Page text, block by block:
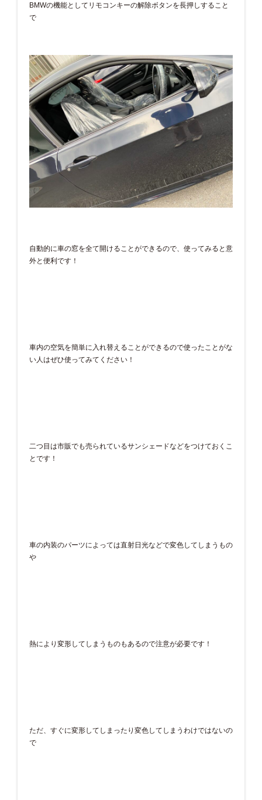
BMWの機能としてリモコンキーの解除ボタンを長押しすること
で
自動的に車の窓を全て開けることができるので、使ってみると意
外と便利です！
車内の空気を簡単に入れ替えることができるので使ったことがな
い人はぜひ使ってみてください！
二つ目は市販でも売られているサンシェードなどをつけておくこ
とです！
車の内装のパーツによっては直射日光などで変色してしまうもの
や
熱により変形してしまうものもあるので注意が必要です！
ただ、すぐに変形してしまったり変色してしまうわけではないの
で